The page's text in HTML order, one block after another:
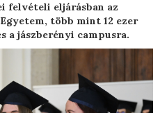
felvételi eljárásban az
több mint 12 ezer
a jászberényi campusra.